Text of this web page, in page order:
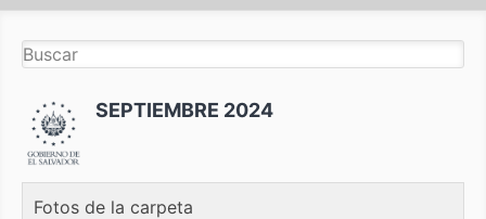
SEPTIEMBRE 2024
Fotos de la carpeta